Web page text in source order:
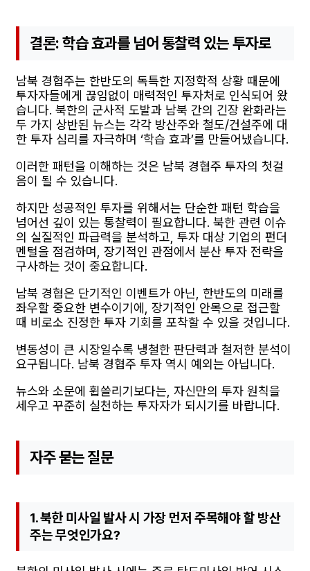
결론: 학습 효과를 넘어 통찰력 있는 투자로
남북 경협주는 한반도의 독특한 지정학적 상황 때문에
투자자들에게 끊임없이 매력적인 투자처로 인식되어 왔
습니다. 북한의 군사적 도발과 남북 간의 긴장 완화라는
두 가지 상반된 뉴스는 각각 방산주와 철도/건설주에 대
한 투자 심리를 자극하며 ‘학습 효과’를 만들어냈습니다.
이러한 패턴을 이해하는 것은 남북 경협주 투자의 첫걸
음이 될 수 있습니다.
하지만 성공적인 투자를 위해서는 단순한 패턴 학습을
넘어선 깊이 있는 통찰력이 필요합니다. 북한 관련 이슈
의 실질적인 파급력을 분석하고, 투자 대상 기업의 펀더
멘털을 점검하며, 장기적인 관점에서 분산 투자 전략을
구사하는 것이 중요합니다.
남북 경협은 단기적인 이벤트가 아닌, 한반도의 미래를
좌우할 중요한 변수이기에, 장기적인 안목으로 접근할
때 비로소 진정한 투자 기회를 포착할 수 있을 것입니다.
변동성이 큰 시장일수록 냉철한 판단력과 철저한 분석이
요구됩니다. 남북 경협주 투자 역시 예외는 아닙니다.
뉴스와 소문에 휩쓸리기보다는, 자신만의 투자 원칙을
세우고 꾸준히 실천하는 투자자가 되시기를 바랍니다.
자주 묻는 질문
1. 북한 미사일 발사 시 가장 먼저 주목해야 할 방산
주는 무엇인가요?